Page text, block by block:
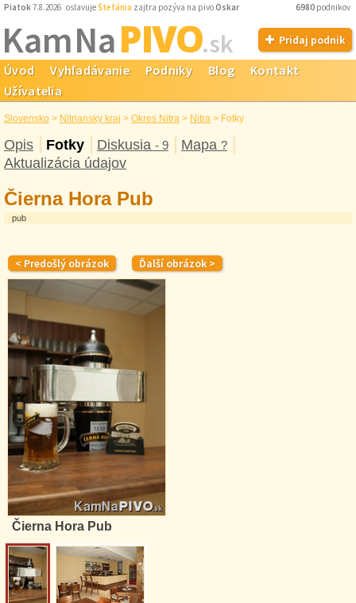
Piatok7.8.2026 oslavujeŠtefánia zajtra pozýva na pivoOskar 6980 podnikov
Kam NaPIVO.sk Pridaj podnik
Úvod Vyhľadávanie Podniky Blog
Kontakt
Užívatelia
Slovensko > Nitriansky kraj > Okres Nitra > Nitra > Fotky
Opis Fotky Diskusia - 9 Mapa ?
Aktualizácia údajov
Čierna Hora Pub
pub
Čierna Hora Pub